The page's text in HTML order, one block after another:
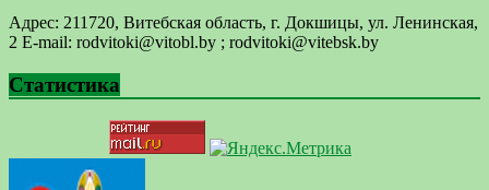
Адрес: 211720, Витебская область, г. Докшицы, ул. Ленинская,
2 E-mail: ​rodvitoki@​​vitobl​.by ; rodvitoki@vitebsk.by
Статистика